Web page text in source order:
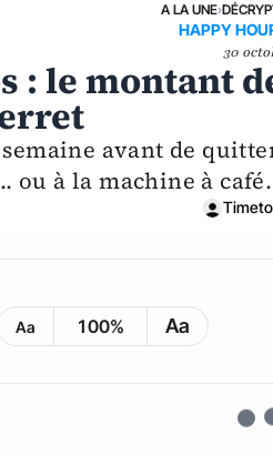
A LA UNE›
HAPPY
30
: le montant
avant de
ou à la machine à café.
Aa 100% Aa